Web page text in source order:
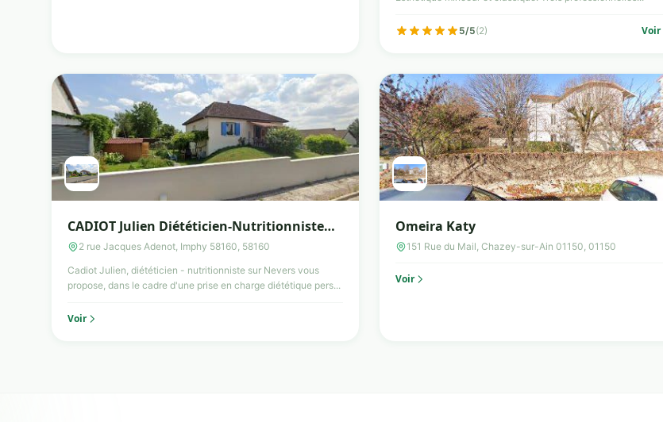
5/5(2) Voir
CADIOT Julien Diététicien-Nutritionniste
IMPHY
2 rue Jacques Adenot, Imphy 58160, 58160
Cadiot Julien, diététicien - nutritionniste sur Nevers vous
propose, dans le cadre d'une prise en charge diététique pers...
Voir
Omeira Katy
151 Rue du Mail, Chazey-sur-Ain 01150, 01150
Voir